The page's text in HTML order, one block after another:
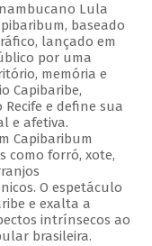
Lula
baseado
lançado em
por uma
memória e
Capibaribe,
e define sua
e afetiva.
Capibaribum
como forró, xote,
O espetáculo
e exalta a
intrínsecos ao
brasileira.